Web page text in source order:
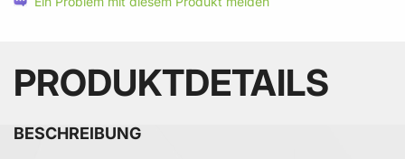
PRODUKTDETAILS
BESCHREIBUNG